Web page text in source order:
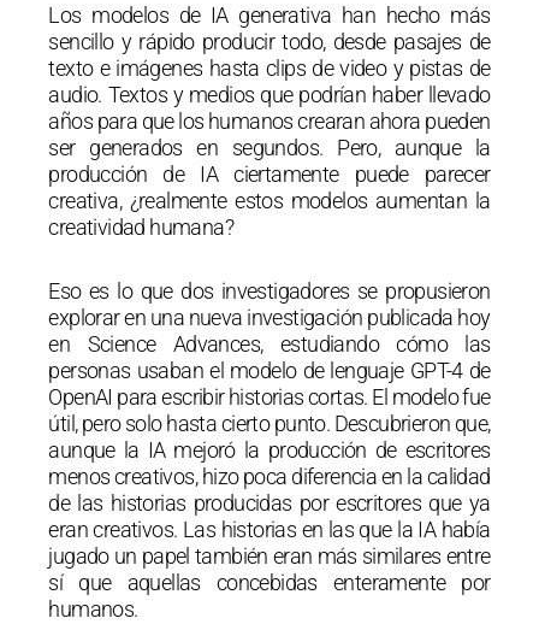
Los modelos de IA generativa han hecho más
sencillo y rápido producir todo, desde pasajes de
texto e imágenes hasta clips de video y pistas de
audio. Textos y medios que podrían haber llevado
años para que los humanos crearan ahora pueden
ser generados en segundos. Pero, aunque la
producción de IA ciertamente puede parecer
creativa, ¿realmente estos modelos aumentan la
creatividad humana?
Eso es lo que dos investigadores se propusieron
explorar en una nueva investigación publicada hoy
en Science Advances, estudiando cómo las
personas usaban el modelo de lenguaje GPT-4 de
OpenAI para escribir historias cortas. El modelo fue
útil, pero solo hasta cierto punto. Descubrieron que,
aunque la IA mejoró la producción de escritores
menos creativos, hizo poca diferencia en la calidad
de las historias producidas por escritores que ya
eran creativos. Las historias en las que la IA había
jugado un papel también eran más similares entre
sí que aquellas concebidas enteramente por
humanos.